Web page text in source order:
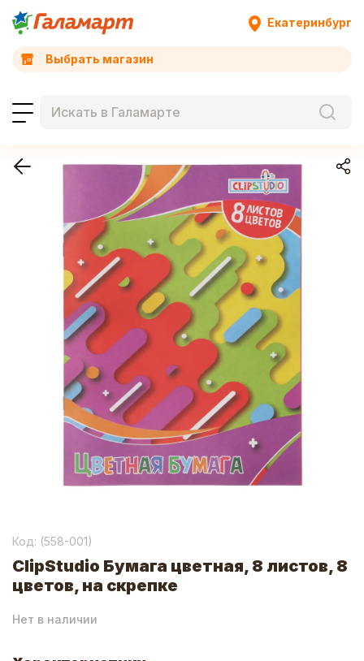
Екатеринбург
Выбрать магазин
Код: (558-001)
ClipStudio Бумага цветная, 8 листов, 8
цветов, на скрепке
Нет в наличии